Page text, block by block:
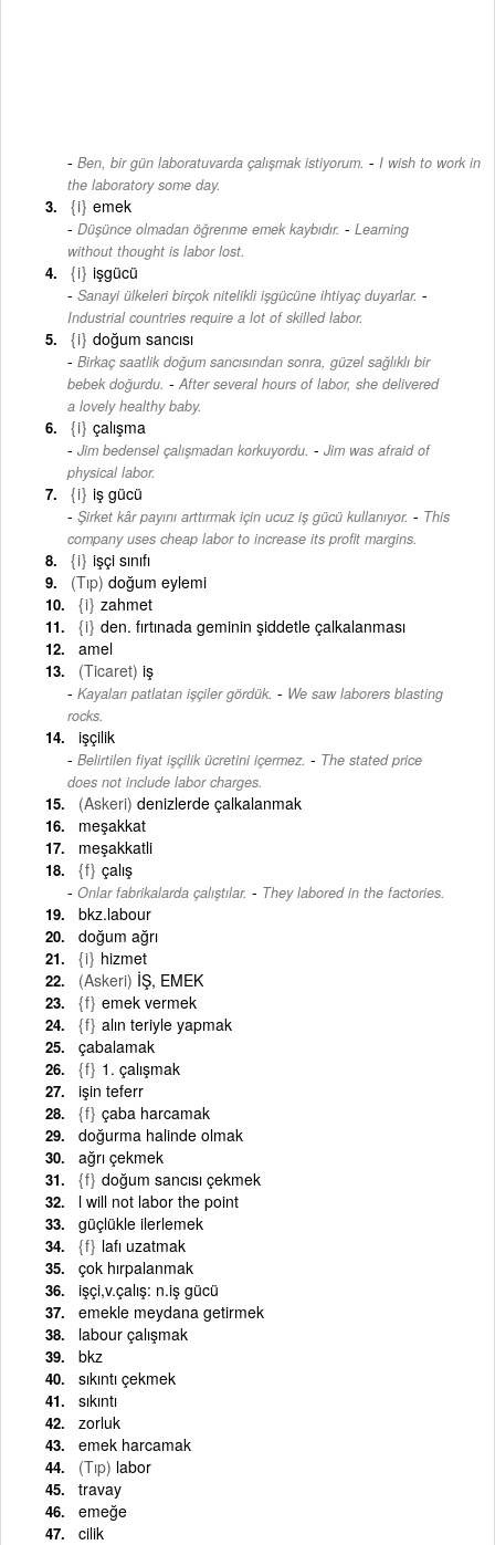
Ben, bir gün laboratuvarda çalışmak istiyorum. - I wish to work in
the laboratory some day.
{i} emek
Düşünce olmadan öğrenme emek kaybıdır. - Learning
without thought is labor lost.
{i} işgücü
Sanayi ülkeleri birçok nitelikli işgücüne ihtiyaç duyarlar. -
Industrial countries require a lot of skilled labor.
{i} doğum sancısı
Birkaç saatlik doğum sancısından sonra, güzel sağlıklı bir
bebek doğurdu. - After several hours of labor, she delivered
a lovely healthy baby.
{i} çalışma
Jim bedensel çalışmadan korkuyordu. - Jim was afraid of
physical labor.
{i} iş gücü
Şirket kâr payını arttırmak için ucuz iş gücü kullanıyor. - This
company uses cheap labor to increase its profit margins.
{i} işçi sınıfı
(Tıp) doğum eylemi
{i} zahmet
{i} den. fırtınada geminin şiddetle çalkalanması
amel
(Ticaret) iş
Kayaları patlatan işçiler gördük. - We saw laborers blasting
rocks.
işçilik
Belirtilen fiyat işçilik ücretini içermez. - The stated price
does not include labor charges.
(Askeri) denizlerde çalkalanmak
meşakkat
meşakkatli
{f} çalış
Onlar fabrikalarda çalıştılar. - They labored in the factories.
bkz.labour
doğum ağrı
{i} hizmet
(Askeri) İŞ, EMEK
{f} emek vermek
{f} alın teriyle yapmak
çabalamak
{f} 1. çalışmak
işin teferr
{f} çaba harcamak
doğurma halinde olmak
ağrı çekmek
{f} doğum sancısı çekmek
l will not labor the point
güçlükle ilerlemek
{f} lafı uzatmak
çok hırpalanmak
işçi,v.çalış: n.iş gücü
emekle meydana getirmek
labour çalışmak
bkz
sıkıntı çekmek
sıkıntı
zorluk
emek harcamak
(Tıp) labor
travay
emeğe
cilik